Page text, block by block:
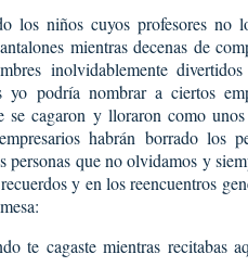
los niños cuyos profesores no
mientras decenas de
inolvidablemente
podría nombrar a ciertos
se cagaron y lloraron como
habrán borrado los
que no olvidamos y
y en los reencuentros
te cagaste mientras recitabas